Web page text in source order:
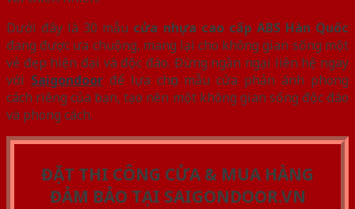
Dưới đây là 30 mẫu cửa nhựa cao cấp ABS Hàn Quốc
đang được ưa chuộng, mang lại cho không gian sống một
vẻ đẹp hiện đại và độc đáo. Đừng ngần ngại liên hệ ngay
với Saigondoorđể lựa chọn mẫu cửa phản ánh phong
cách riêng của bạn, tạo nên một không gian sống độc đáo
và phong cách.
ĐẶT THI CÔNG CỬA & MUA HÀNG
ĐẢM BẢO TẠI SAIGONDOOR.VN